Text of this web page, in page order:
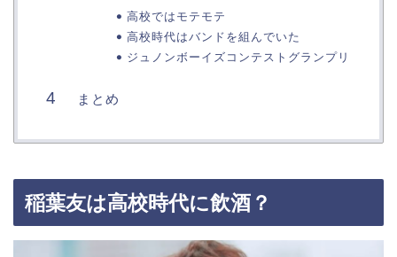
高校ではモテモテ
高校時代はバンドを組んでいた
ジュノンボーイズコンテストグランプリ
まとめ
稲葉友は高校時代に飲酒？